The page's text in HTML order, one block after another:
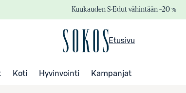
Kuukauden S-Edut vähintään –20 %
Etusivu
Koti Hyvinvointi Kampanjat